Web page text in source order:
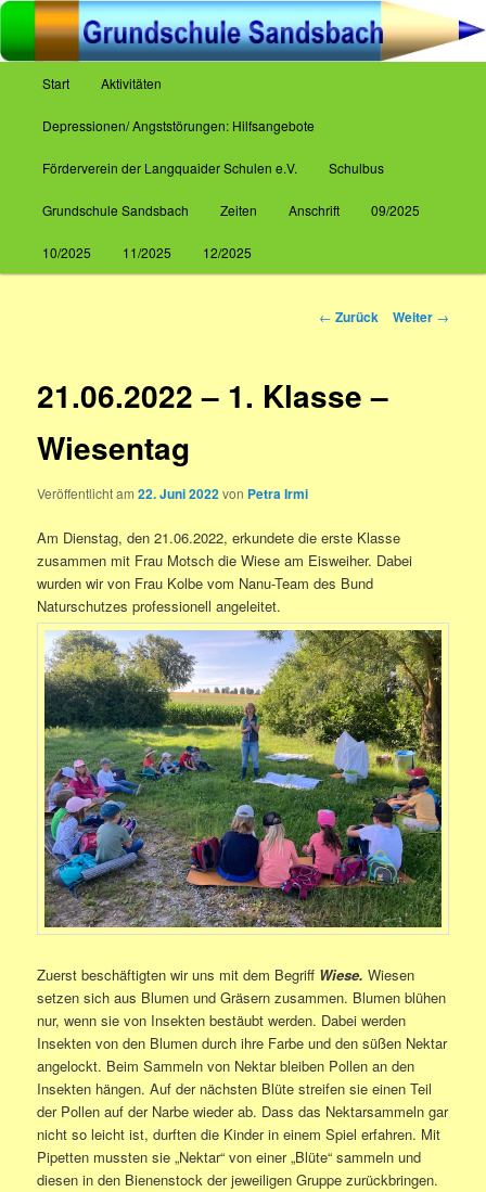
Zum
Inhalt
wechseln
Grundschule Sandsbach
Start Aktivitäten
Depressionen/ Angststörungen: Hilfsangebote
Förderverein der Langquaider Schulen e.V. Schulbus
Grundschule Sandsbach Zeiten Anschrift 09/2025
10/2025 11/2025 12/2025
Beitrags-
← Zurück Weiter →
21.06.2022 – 1. Klasse –
Wiesentag
Veröffentlicht am22. Juni 2022von Petra Irmi
Am Dienstag, den 21.06.2022, erkundete die erste Klasse
zusammen mit Frau Motsch die Wiese am Eisweiher. Dabei
wurden wir von Frau Kolbe vom Nanu-Team des Bund
Naturschutzes professionell angeleitet.
Zuerst beschäftigten wir uns mit dem Begriff Wiese.Wiesen
setzen sich aus Blumen und Gräsern zusammen. Blumen blühen
nur, wenn sie von Insekten bestäubt werden. Dabei werden
Insekten von den Blumen durch ihre Farbe und den süßen Nektar
angelockt. Beim Sammeln von Nektar bleiben Pollen an den
Insekten hängen. Auf der nächsten Blüte streifen sie einen Teil
der Pollen auf der Narbe wieder ab. Dass das Nektarsammeln gar
nicht so leicht ist, durften die Kinder in einem Spiel erfahren. Mit
Pipetten mussten sie „Nektar“ von einer „Blüte“ sammeln und
diesen in den Bienenstock der jeweiligen Gruppe zurückbringen.